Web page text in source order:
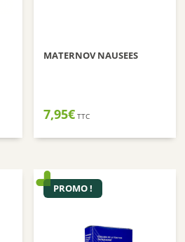
MATERNOV NAUSEES
7,95€ TTC
PROMO !